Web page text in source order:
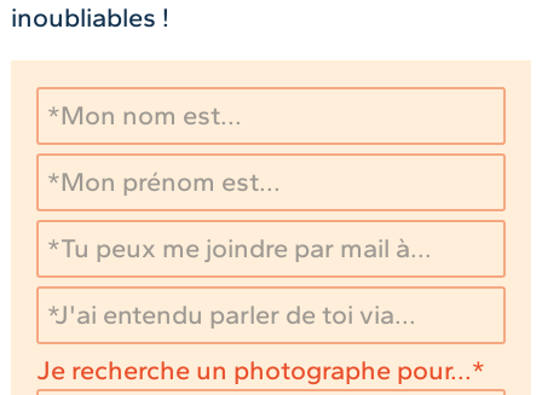
inoubliables !
Je recherche un photographe pour...